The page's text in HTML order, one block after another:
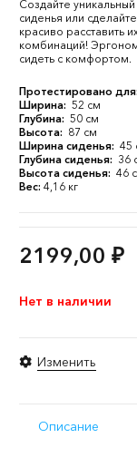
Создайте
сиденья или
красиво расставить
комбинаций!
сидеть с комфортом.
Протестировано для:
Ширина: 52 см
Глубина: 50 см
Высота: 87 см
Ширина сиденья: 45
Глубина сиденья: 36
Высота сиденья: 46
Вес: 4,16 кг
2199,00 ₽
Нет в наличии
Изменить
Описание